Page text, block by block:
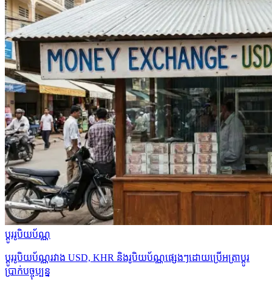
ប្ដូររូបិយប័ណ្ណ
ប្ដូររូបិយប័ណ្ណរវាង USD, KHR និងរូបិយប័ណ្ណផ្សេងៗដោយប្រើអត្រាប្ដូរ
ប្រាក់បច្ចុប្បន្ន